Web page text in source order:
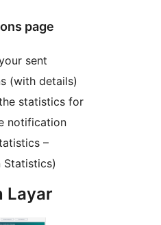
page
sent
(with details)
statistics for
notification
–
Statistics)
Layar